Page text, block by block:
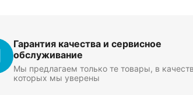
Гарантия качества и сервисное
обслуживание
Мы предлагаем только те товары, в
которых мы уверены